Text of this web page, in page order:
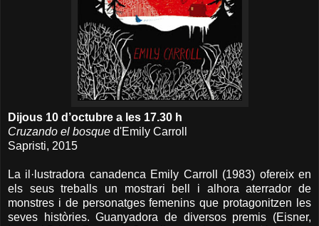
Dijous 10 d’octubre a les 17.30 h
Cruzando el bosque d'Emily Carroll
Sapristi, 2015
La il·lustradora canadenca Emily Carroll (1983) ofereix en
els seus treballs un mostrari bell i alhora aterrador de
monstres i de personatges femenins que protagonitzen les
seves històries. Guanyadora de diversos premis (Eisner,